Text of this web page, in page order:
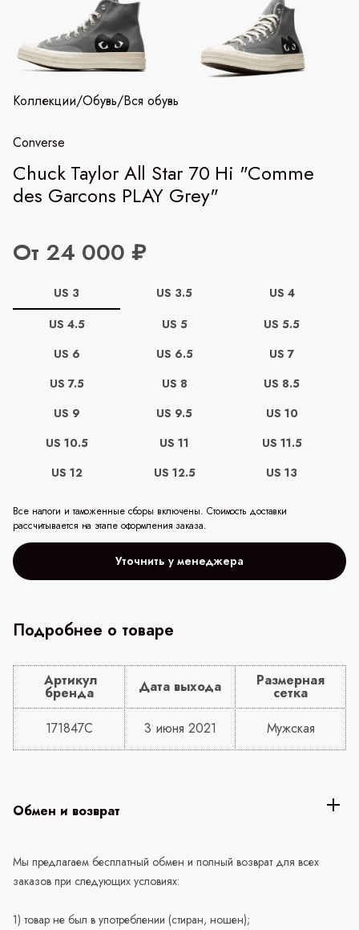
Коллекции/Обувь/Вся обувь
Converse
Chuck Taylor All Star 70 Hi "Comme
des Garcons PLAY Grey"
От 24 000 ₽
US 3 US 3.5
US 4
US 4.5
US 5
US 5.5
US 6
US 6.5
US 7
US 7.5
US 8
US 8.5
US 9
US 9.5
US 10
US 10.5
US 11
US 11.5
US 12
US 12.5 US 13
Все налоги и таможенные сборы включены. Стоимость доставки
рассчитывается на этапе оформления заказа.
Уточнить у менеджера
Подробнее о товаре
Артикул
бренда Дата выхода Размерная
сетка
171847C
3 июня 2021 Мужская
Обмен и возврат
Мы предлагаем бесплатный обмен и полный возврат для всех
заказов при следующих условиях:
1) товар не был в употреблении (стиран, ношен);